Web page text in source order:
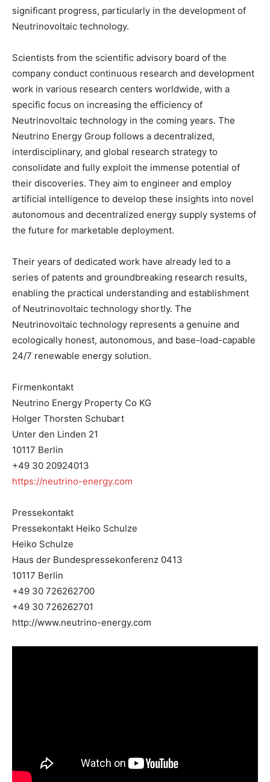
significant progress, particularly in the development of
Neutrinovoltaic technology.
Scientists from the scientific advisory board of the
company conduct continuous research and development
work in various research centers worldwide, with a
specific focus on increasing the efficiency of
Neutrinovoltaic technology in the coming years. The
Neutrino Energy Group follows a decentralized,
interdisciplinary, and global research strategy to
consolidate and fully exploit the immense potential of
their discoveries. They aim to engineer and employ
artificial intelligence to develop these insights into novel
autonomous and decentralized energy supply systems of
the future for marketable deployment.
Their years of dedicated work have already led to a
series of patents and groundbreaking research results,
enabling the practical understanding and establishment
of Neutrinovoltaic technology shortly. The
Neutrinovoltaic technology represents a genuine and
ecologically honest, autonomous, and base-load-capable
24/7 renewable energy solution.
Firmenkontakt
Neutrino Energy Property Co KG
Holger Thorsten Schubart
Unter den Linden 21
10117 Berlin
+49 30 20924013
https://neutrino-energy.com
Pressekontakt
Pressekontakt Heiko Schulze
Heiko Schulze
Haus der Bundespressekonferenz 0413
10117 Berlin
+49 30 726262700
+49 30 726262701
http://www.neutrino-energy.com